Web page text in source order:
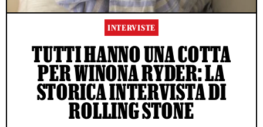
INTERVISTE
TUTTI HANNO UNA COTTA
PER WINONA RYDER: LA
STORICA INTERVISTA DI
ROLLING STONE